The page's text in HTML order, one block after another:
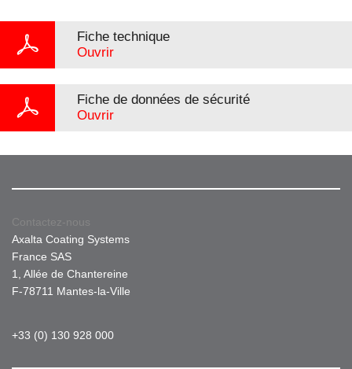
Fiche technique
Ouvrir
Fiche de données de sécurité
Ouvrir
Contactez-nous
Axalta Coating Systems
France SAS
1, Allée de Chantereine
F-78711 Mantes-la-Ville
+33 (0) 130 928 000